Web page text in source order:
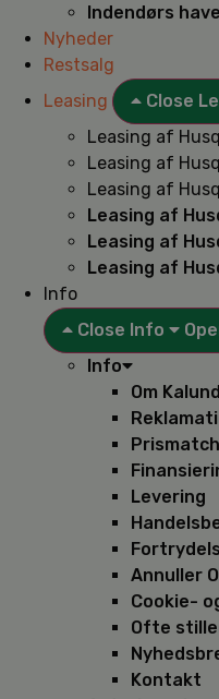
Indendørs
Nyheder
Restsalg
Leasing
Close
Leasing af
Leasing af
Leasing af
Leasing af
Leasing af
Leasing af
Info
Close Info
Info
Om
Prismatch
Levering
Annuller
Cookie-
Ofte
Kontakt